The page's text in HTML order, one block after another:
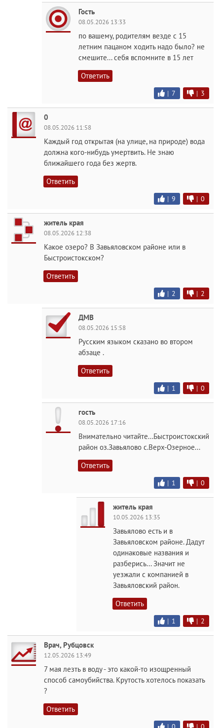
Гость
08.05.2026 13:33
по вашему, родителям везде с 15
летним пацаном ходить надо было? не
смешите... себя вспомните в 15 лет
Ответить
| 7 | 3
0
08.05.2026 11:58
Каждый год открытая (на улице, на природе) вода
должна кого-нибудь умертвить. Не знаю
ближайшего года без жертв.
Ответить
| 9 | 0
житель края
08.05.2026 12:38
Какое озеро? В Завьяловском районе или в
Быстроистокском?
Ответить
| 2 | 2
ДМВ
08.05.2026 15:58
Русским языком сказано во втором
абзаце .
Ответить
| 1 | 0
гость
08.05.2026 17:16
Внимательно читайте...Быстроистокский
район оз.Завьялово с.Верх-Озерное...
Ответить
| 1 | 0
житель края
10.05.2026 13:35
Завьялово есть и в
Завьяловском районе. Дадут
одинаковые названия и
разберись... Значит не
уезжали с компанией в
Завьяловский район.
Ответить
| 1 | 2
Врач, Рубцовск
12.05.2026 13:49
7 мая лезть в воду - это какой-то изощренный
способ самоубийства. Крутость хотелось показать
?
Ответить